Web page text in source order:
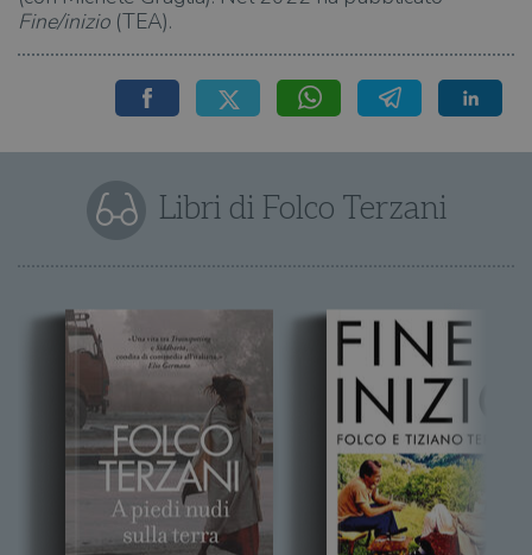
Fine/inizio (TEA).
Libri di Folco Terzani